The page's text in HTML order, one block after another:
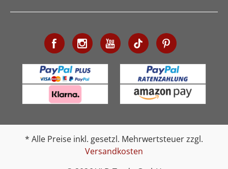
* Alle Preise inkl. gesetzl. Mehrwertsteuer zzgl.
Versandkosten